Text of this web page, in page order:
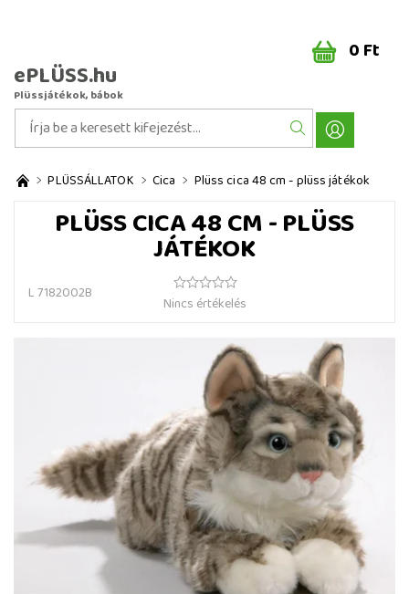
ePLÜSS.hu
Plüssjátékok, bábok
0 Ft
PLÜSSÁLLATOK Cica Plüss cica 48 cm - plüss játékok
PLÜSS CICA 48 CM - PLÜSS
JÁTÉKOK
L 7182002B
Nincs értékelés